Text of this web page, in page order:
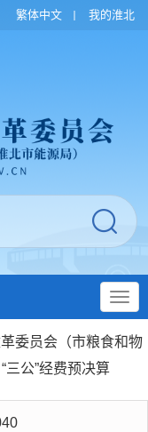
繁体中文 我的淮北
委员会（市粮食和物
“三公”经费预决算